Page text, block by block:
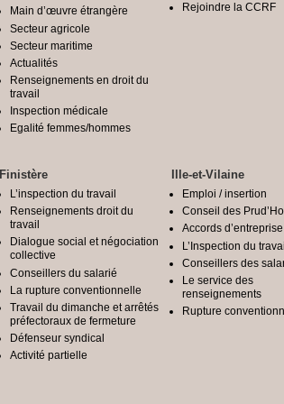
Main d’œuvre étrangère
Secteur agricole
Secteur maritime
Actualités
Renseignements en droit du
travail
Inspection médicale
Egalité femmes/hommes
Rejoindre la CCRF
Finistère
L’inspection du travail
Renseignements droit du
travail
Dialogue social et négociation
collective
Conseillers du salarié
La rupture conventionnelle
Travail du dimanche et arrêtés
préfectoraux de fermeture
Défenseur syndical
Activité partielle
Ille-et-Vilaine
Emploi / insertion
Conseil des
Accords d’entreprise
L’Inspection du
Conseillers des
Le service des
renseignements
Rupture